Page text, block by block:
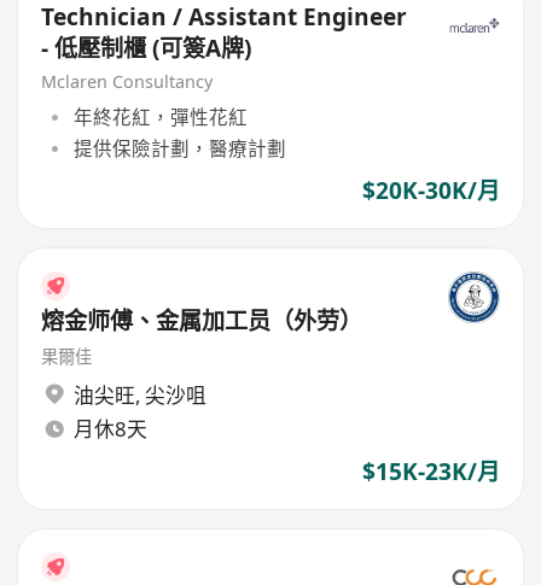
Technician / Assistant Engineer
- 低壓制櫃 (可簽A牌)
Mclaren Consultancy
年終花紅，彈性花紅
提供保險計劃，醫療計劃
$20K-30K/月
熔金师傅、金属加工员（外劳）
果爾佳
油尖旺, 尖沙咀
月休8天
$15K-23K/月